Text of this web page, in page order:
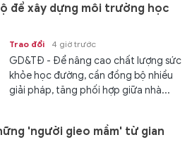
để xây dựng môi trường học
Trao đổi 4 giờ trước
GD&TĐ - Để nâng cao chất lượng sức
khỏe học đường, cần đồng bộ nhiều
giải pháp, tăng phối hợp giữa nhà...
'người gieo mầm' từ gian